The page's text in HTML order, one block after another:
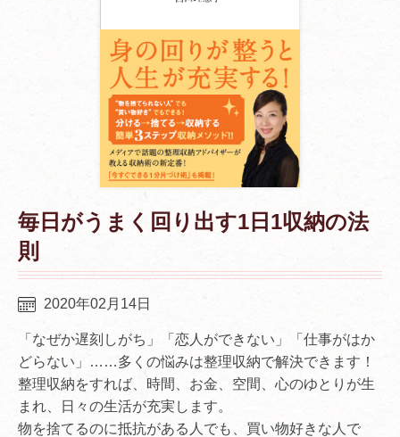
毎日がうまく回り出す1日1収納の法
則
2020年02月14日
「なぜか遅刻しがち」「恋人ができない」「仕事がはか
どらない」……多くの悩みは整理収納で解決できます！
整理収納をすれば、時間、お金、空間、心のゆとりが生
まれ、日々の生活が充実します。
物を捨てるのに抵抗がある人でも、買い物好きな人で